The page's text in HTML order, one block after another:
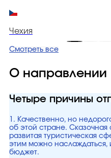
Чехия
Смотреть все
О направлении
Четыре причины
1. Качественно, но
об этой стране. Сказочная
развитая туристическая
этим можно наслаждаться,
бюджет.